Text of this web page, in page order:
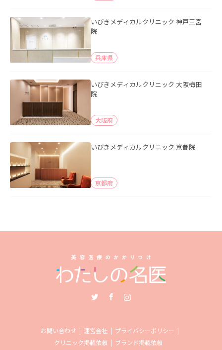
いびきメディカルクリニック 神戸三宮
院
兵庫県
いびきメディカルクリニック 大阪梅田
院
大阪府
いびきメディカルクリニック 京都院
京都府
お問い合わせ 運営会社
プライバシーポリシー
クリニック掲載依頼
ブランド掲載依頼